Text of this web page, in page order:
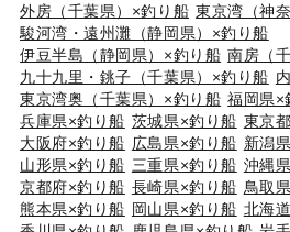
外房（千葉県）×釣り船 東京湾（神
駿河湾・遠州灘（静岡県）×釣り船
伊豆半島（静岡県）×釣り船 南房（
九十九里・銚子（千葉県）×釣り船
東京湾奥（千葉県）×釣り船 福岡県×
兵庫県×釣り船 茨城県×釣り船 東京
大阪府×釣り船 広島県×釣り船 新潟
山形県×釣り船 三重県×釣り船 沖縄
京都府×釣り船 長崎県×釣り船 鳥取
熊本県×釣り船 岡山県×釣り船 北海